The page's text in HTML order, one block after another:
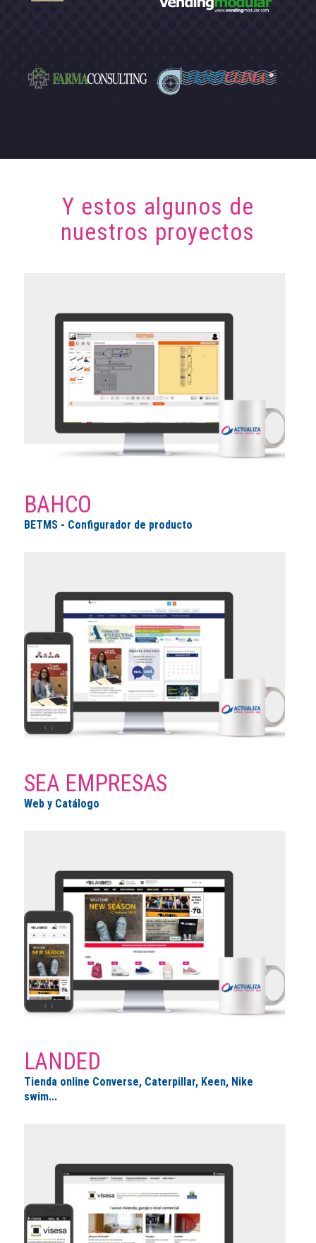
Y estos algunos de
nuestros proyectos
BAHCO
BETMS - Configurador de producto
SEA EMPRESAS
Web y Catálogo
LANDED
Tienda online Converse, Caterpillar, Keen, Nike
swim...